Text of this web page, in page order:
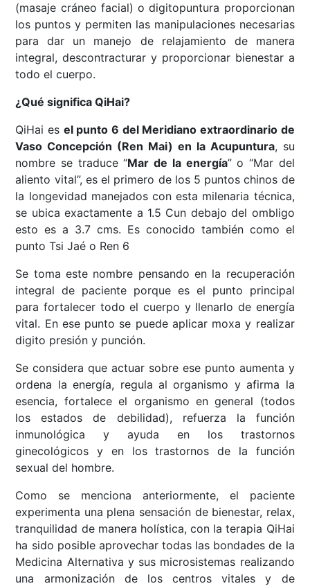
(masaje cráneo facial) o digitopuntura proporcionan
los puntos y permiten las manipulaciones necesarias
para dar un manejo de relajamiento de manera
integral, descontracturar y proporcionar bienestar a
todo el cuerpo.
¿Qué significa QiHai?
QiHai es el punto 6 del Meridiano extraordinario de
Vaso Concepción (Ren Mai) en la Acupuntura, su
nombre se traduce “Mar de la energía” o “Mar del
aliento vital”, es el primero de los 5 puntos chinos de
la longevidad manejados con esta milenaria técnica,
se ubica exactamente a 1.5 Cun debajo del ombligo
esto es a 3.7 cms. Es conocido también como el
punto Tsi Jaé o Ren 6
Se toma este nombre pensando en la recuperación
integral de paciente porque es el punto principal
para fortalecer todo el cuerpo y llenarlo de energía
vital. En ese punto se puede aplicar moxa y realizar
digito presión y punción.
Se considera que actuar sobre ese punto aumenta y
ordena la energía, regula al organismo y afirma la
esencia, fortalece el organismo en general (todos
los estados de debilidad), refuerza la función
inmunológica y ayuda en los trastornos
ginecológicos y en los trastornos de la función
sexual del hombre.
Como se menciona anteriormente, el paciente
experimenta una plena sensación de bienestar, relax,
tranquilidad de manera holística, con la terapia QiHai
ha sido posible aprovechar todas las bondades de la
Medicina Alternativa y sus microsistemas realizando
una armonización de los centros vitales y de